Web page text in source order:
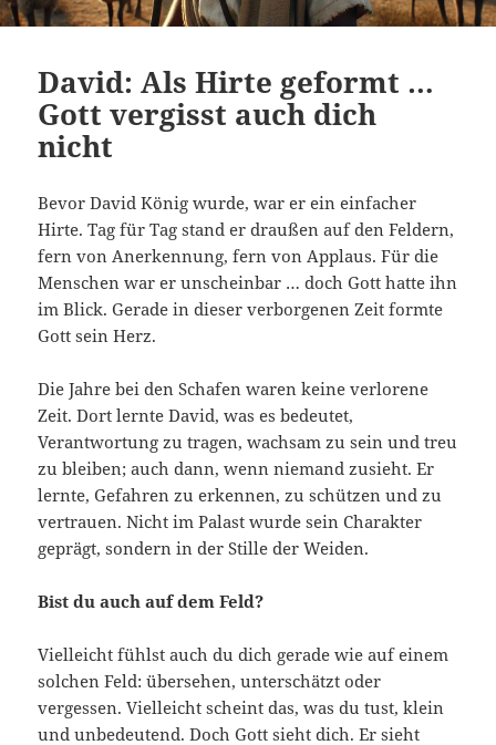
David: Als Hirte geformt …
Gott vergisst auch dich
nicht
Bevor David König wurde, war er ein einfacher
Hirte. Tag für Tag stand er draußen auf den Feldern,
fern von Anerkennung, fern von Applaus. Für die
Menschen war er unscheinbar … doch Gott hatte ihn
im Blick. Gerade in dieser verborgenen Zeit formte
Gott sein Herz.
Die Jahre bei den Schafen waren keine verlorene
Zeit. Dort lernte David, was es bedeutet,
Verantwortung zu tragen, wachsam zu sein und treu
zu bleiben; auch dann, wenn niemand zusieht. Er
lernte, Gefahren zu erkennen, zu schützen und zu
vertrauen. Nicht im Palast wurde sein Charakter
geprägt, sondern in der Stille der Weiden.
Bist du auch auf dem Feld?
Vielleicht fühlst auch du dich gerade wie auf einem
solchen Feld: übersehen, unterschätzt oder
vergessen. Vielleicht scheint das, was du tust, klein
und unbedeutend. Doch Gott sieht dich. Er sieht